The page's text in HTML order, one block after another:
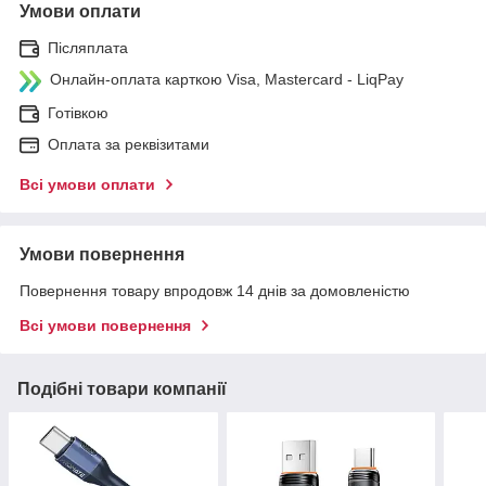
Умови оплати
Післяплата
Онлайн-оплата карткою Visa, Mastercard - LiqPay
Готівкою
Оплата за реквізитами
Всі умови оплати
Умови повернення
Повернення товару впродовж 14 днів за домовленістю
Всі умови повернення
Подібні товари компанії